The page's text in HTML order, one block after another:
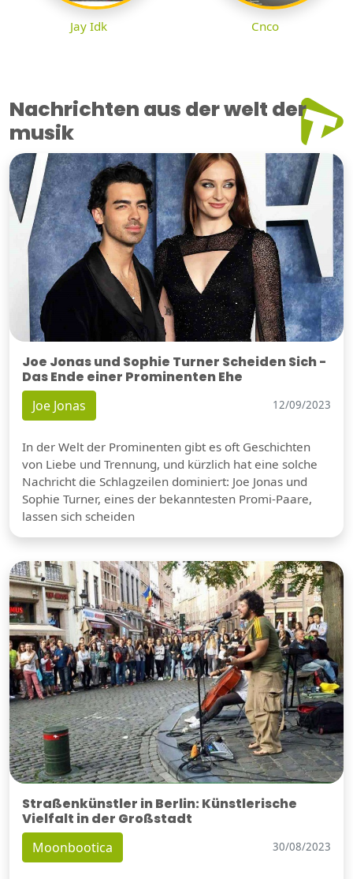
Jay Idk Cnco
Nachrichten aus der welt der
musik
Joe Jonas und Sophie Turner Scheiden Sich -
Das Ende einer Prominenten Ehe
Joe Jonas 12/09/2023
In der Welt der Prominenten gibt es oft Geschichten
von Liebe und Trennung, und kürzlich hat eine solche
Nachricht die Schlagzeilen dominiert: Joe Jonas und
Sophie Turner, eines der bekanntesten Promi-Paare,
lassen sich scheiden
Straßenkünstler in Berlin: Künstlerische
Vielfalt in der Großstadt
Moonbootica 30/08/2023